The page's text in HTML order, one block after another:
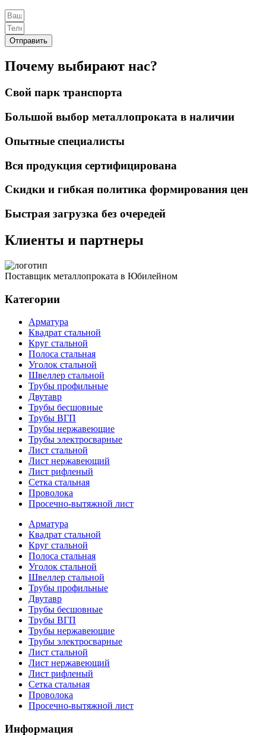
Отправить
Почему выбирают нас?
Свой парк транспорта
Большой выбор металлопроката в наличии
Опытные специалисты
Вся продукция сертифицирована
Скидки и гибкая политика формирования цен
Быстрая загрузка без очередей
Клиенты и партнеры
Поставщик металлопроката в Юбилейном
Категории
Арматура
Квадрат стальной
Круг стальной
Полоса стальная
Уголок стальной
Швеллер стальной
Трубы профильные
Двутавр
Трубы бесшовные
Трубы ВГП
Трубы нержавеющие
Трубы электросварные
Лист стальной
Лист нержавеющий
Лист рифленый
Сетка стальная
Проволока
Просечно-вытяжной лист
Арматура
Квадрат стальной
Круг стальной
Полоса стальная
Уголок стальной
Швеллер стальной
Трубы профильные
Двутавр
Трубы бесшовные
Трубы ВГП
Трубы нержавеющие
Трубы электросварные
Лист стальной
Лист нержавеющий
Лист рифленый
Сетка стальная
Проволока
Просечно-вытяжной лист
Информация